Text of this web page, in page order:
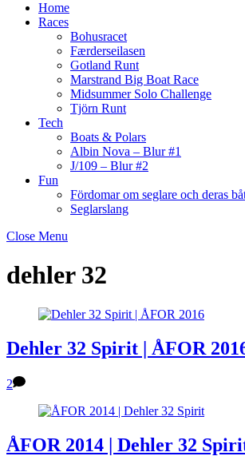
Home
Races
Bohusracet
Færderseilasen
Gotland Runt
Marstrand Big Boat Race
Midsummer Solo Challenge
Tjörn Runt
Tech
Boats & Polars
Albin Nova – Blur #1
J/109 – Blur #2
Fun
Fördomar om seglare och deras
Seglarslang
Close Menu
dehler 32
Dehler 32 Spirit | ÅFOR
2
ÅFOR 2014 | Dehler 32